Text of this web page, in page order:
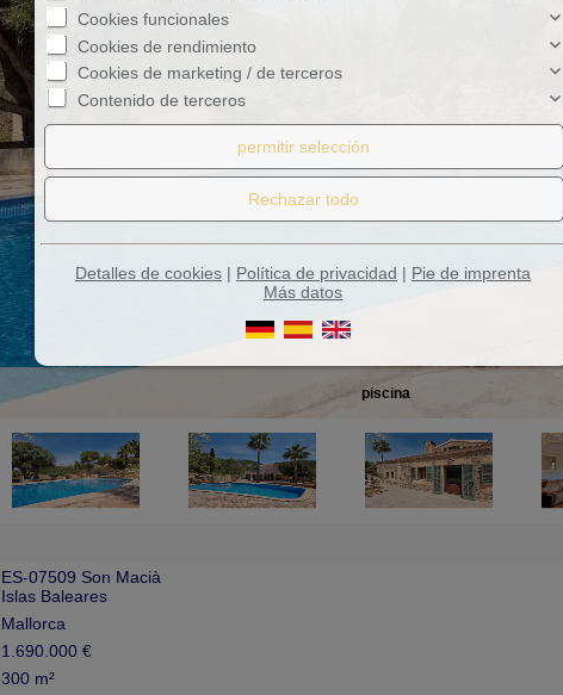
piscina
ES-07509 Son Macià
Islas Baleares
Mallorca
1.690.000 €
300 m²
Cookies funcionales
Cookies de rendimiento
Cookies de marketing / de terceros
Contenido de terceros
Detalles de cookies | Política de privacidad | Pie de imprenta
Más datos